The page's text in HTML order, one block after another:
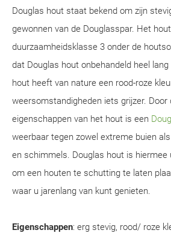
Douglas hout staat bekend om zijn
gewonnen van de Douglasspar. Het
duurzaamheidsklasse 3 onder de
dat Douglas hout onbehandeld heel
hout heeft van nature een rood-roze
weersomstandigheden iets grijzer. Door
eigenschappen van het hout is een
weerbaar tegen zowel extreme buien
en schimmels. Douglas hout is
om een houten te schutting te laten
waar u jarenlang van kunt genieten.
Eigenschappen: erg stevig, rood/ roze